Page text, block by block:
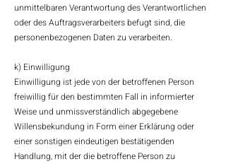
unmittelbaren Verantwortung des Verantwortlichen
oder des Auftragsverarbeiters befugt sind, die
personenbezogenen Daten zu verarbeiten.
k) Einwilligung
Einwilligung ist jede von der betroffenen Person
freiwillig für den bestimmten Fall in informierter
Weise und unmissverständlich abgegebene
Willensbekundung in Form einer Erklärung oder
einer sonstigen eindeutigen bestätigenden
Handlung, mit der die betroffene Person zu